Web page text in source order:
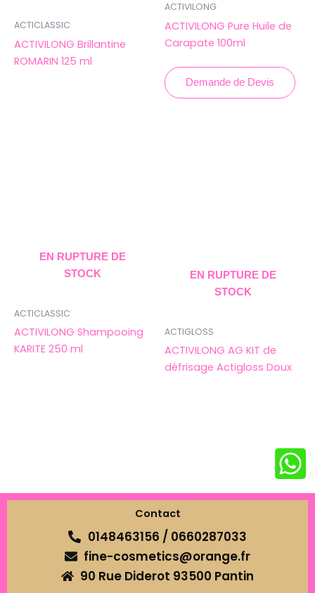
ACTICLASSIC
ACTIVILONG Brillantine
ROMARIN 125 ml
ACTIVILONG
ACTIVILONG Pure Huile de
Carapate 100ml
Demande de Devis
EN RUPTURE DE
STOCK
ACTICLASSIC
ACTIVILONG Shampooing
KARITE 250 ml
EN RUPTURE DE
STOCK
ACTIGLOSS
ACTIVILONG AG KIT de
défrisage Actigloss Doux
Contact
0148463156 / 0660287033
fine-cosmetics@orange.fr
90 Rue Diderot 93500 Pantin